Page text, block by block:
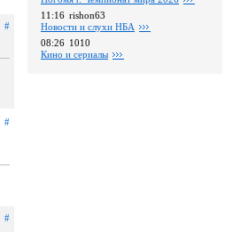
#
#
#
11:16 rishon63
Новости и слухи НБА
08:26 1010
Кино и сериалы